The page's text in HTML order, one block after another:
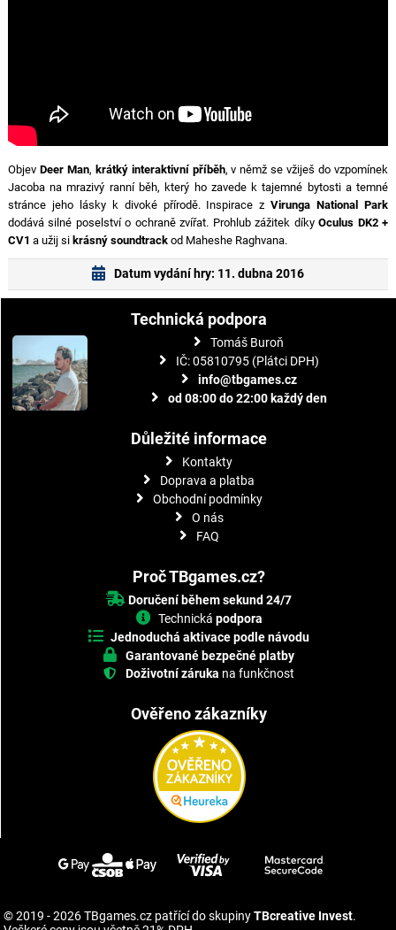
Objev Deer Man, krátký interaktivní příběh, v němž se vžiješ do vzpomínek
Jacoba na mrazivý ranní běh, který ho zavede k tajemné bytosti a temné
stránce jeho lásky k divoké přírodě. Inspirace zVirunga National Park
dodává silné poselství o ochraně zvířat. Prohlub zážitek díkyOculus DK2 +
CV1 a užij si krásný soundtrackod Maheshe Raghvana.
Datum vydání hry: 11. dubna 2016
Technická podpora
Tomáš Buroň
IČ: 05810795 (Plátci DPH)
info@tbgames.cz
od 08:00 do 22:00 každý den
Důležité informace
Kontakty
Doprava a platba
Obchodní podmínky
O nás
FAQ
Proč TBgames.cz?
Doručení během sekund 24/7
Technická podpora
Jednoduchá aktivace podle návodu
Garantované bezpečné platby
Doživotní záruka na funkčnost
Ověřeno zákazníky
© 2019 - 2026 TBgames.cz patřící do skupinyTBcreative Invest.